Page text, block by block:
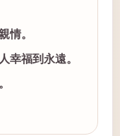
情。
幸福到永遠。